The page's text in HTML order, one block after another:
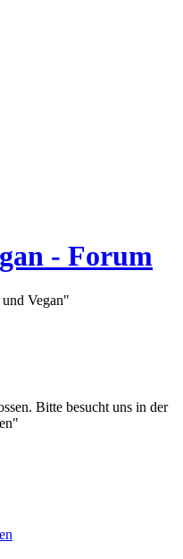
- Forum
Vegan"
Bitte besucht uns in der